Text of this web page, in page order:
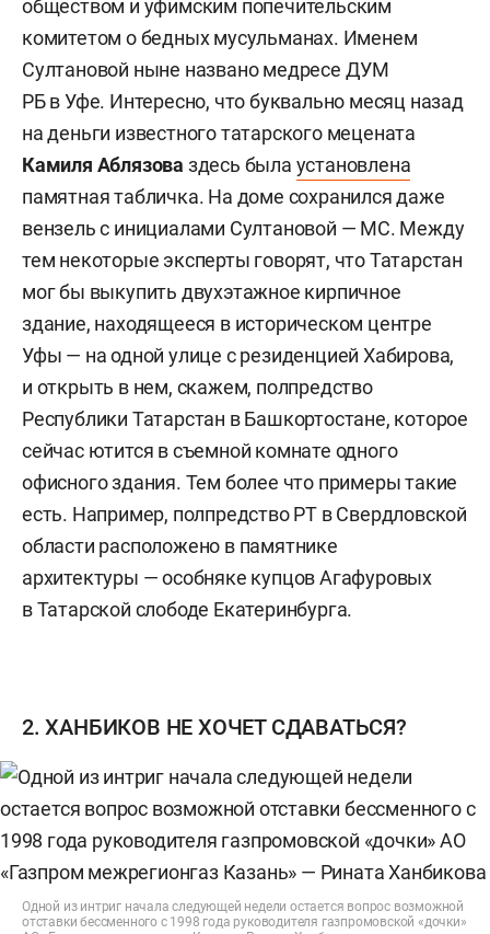
обществом и уфимским попечительским
комитетом о бедных мусульманах. Именем
Султановой ныне названо медресе ДУМ
РБ в Уфе. Интересно, что буквально месяц назад
на деньги известного татарского мецената
Камиля Аблязова здесь была установлена
памятная табличка. На доме сохранился даже
вензель с инициалами Султановой — МС. Между
тем некоторые эксперты говорят, что Татарстан
мог бы выкупить двухэтажное кирпичное
здание, находящееся в историческом центре
Уфы — на одной улице с резиденцией Хабирова,
и открыть в нем, скажем, полпредство
Республики Татарстан в Башкортостане, которое
сейчас ютится в съемной комнате одного
офисного здания. Тем более что примеры такие
есть. Например, полпредство РТ в Свердловской
области расположено в памятнике
архитектуры — особняке купцов Агафуровых
в Татарской слободе Екатеринбурга.
2. ХАНБИКОВ НЕ ХОЧЕТ СДАВАТЬСЯ?
Одной из интриг начала следующей недели остается вопрос возможной
отставки бессменного с 1998 года руководителя газпромовской «дочки»